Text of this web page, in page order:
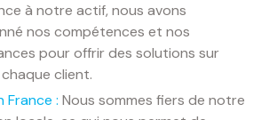
à notre actif, nous avons
nos compétences et nos
pour offrir des solutions sur
client.
France : Nous sommes fiers de notre